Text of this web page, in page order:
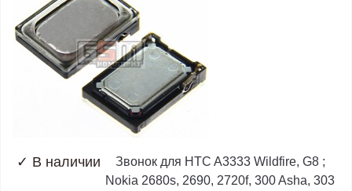
✓ В наличии
Звонок для HTC A3333 Wildfire, G8 ;
Nokia 2680s, 2690, 2720f, 300 Asha, 303